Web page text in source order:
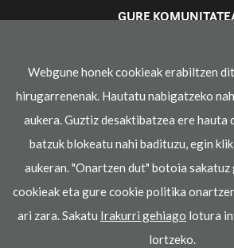
GURE
Lege oharra Pribatasun-politika
© 2021 Ikaselkar
k garatua
Webgune honek cookieak erabiltzen
hirugarrenenak. Hautatu nabigatzeko
aukera. Guztiz desaktibatzea ere hauta
batzuk blokeatu nahi badituzu, egin
aukeran. "Onartzen dut" botoia
cookieak eta gure cookie politika
ari zara. Sakatu Irakurri gehiago lotura
lortzeko.